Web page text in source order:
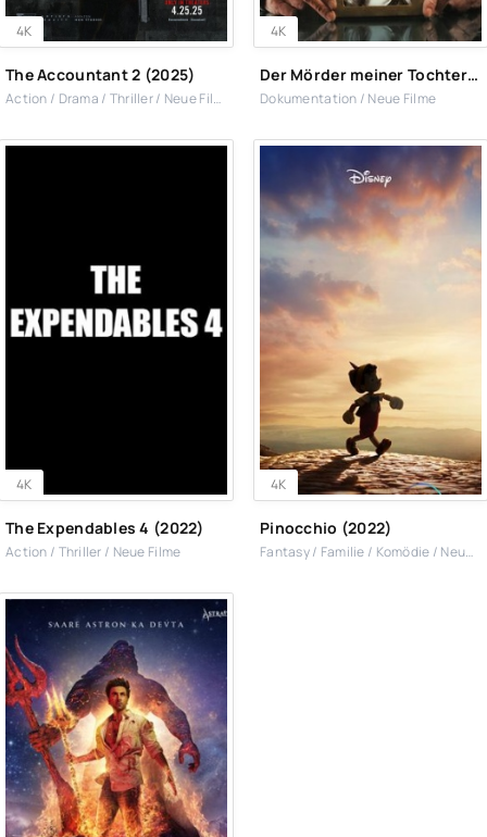
4K
The Accountant 2 (2025)
Action / Drama / Thriller / Neue Filme
4K
Der Mörder meiner Tochter (2022)
Dokumentation / Neue Filme
4K
The Expendables 4 (2022)
Action / Thriller / Neue Filme
4K
Pinocchio (2022)
Fantasy / Familie / Komödie / Neue Filme